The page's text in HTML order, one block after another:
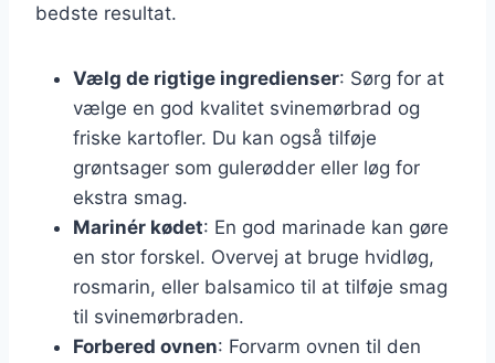
bedste resultat.
Vælg de rigtige ingredienser: Sørg for at
vælge en god kvalitet svinemørbrad og
friske kartofler. Du kan også tilføje
grøntsager som gulerødder eller løg for
ekstra smag.
Marinér kødet: En god marinade kan gøre
en stor forskel. Overvej at bruge hvidløg,
rosmarin, eller balsamico til at tilføje smag
til svinemørbraden.
Forbered ovnen: Forvarm ovnen til den